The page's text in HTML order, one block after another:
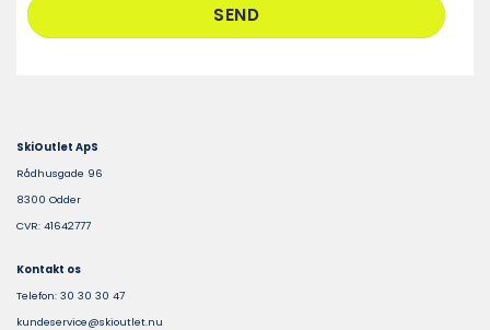
SkiOutlet ApS
Rådhusgade 96
8300 Odder
CVR: 41642777
Kontakt os
Telefon: 30 30 30 47
kundeservice@skioutlet.nu